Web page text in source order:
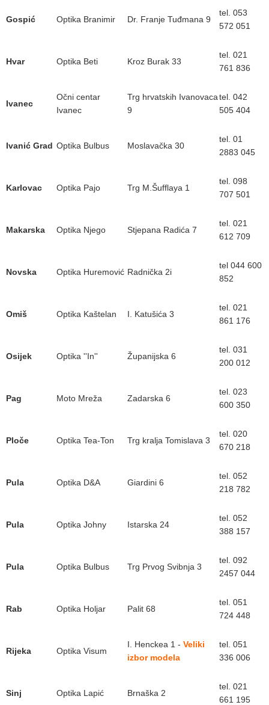
Gospić Optika Branimir Dr. Franje Tuđmana 9
tel. 053
572 051
Hvar Optika Beti Kroz Burak 33
tel. 021
761 836
Ivanec
Očni centar
Ivanec
Trg hrvatskih Ivanovaca
9
tel. 042
505 404
Ivanić Grad Optika Bulbus Moslavačka 30
tel. 01
2883 045
Karlovac Optika Pajo Trg M.Šufflaya 1
tel. 098
707 501
Makarska Optika Njego Stjepana Radića 7
tel. 021
612 709
Novska Optika Huremović Radnička 2i
tel 044 600
852
Omiš Optika Kaštelan I. Katušića 3
tel. 021
861 176
Osijek Optika ''In'' Županijska 6
tel. 031
200 012
Pag Moto Mreža Zadarska 6
tel. 023
600 350
Ploče Optika Tea-Ton Trg kralja Tomislava 3
tel. 020
670 218
Pula Optika D&A Giardini 6
tel. 052
218 782
Pula Optika Johny Istarska 24
tel. 052
388 157
Pula Optika Bulbus Trg Prvog Svibnja 3
tel. 092
2457 044
Rab Optika Holjar Palit 68
tel. 051
724 448
Rijeka Optika Visum
I. Henckea 1 - Veliki
izbor modela
tel. 051
336 006
Sinj Optika Lapić Brnaška 2
tel. 021
661 195